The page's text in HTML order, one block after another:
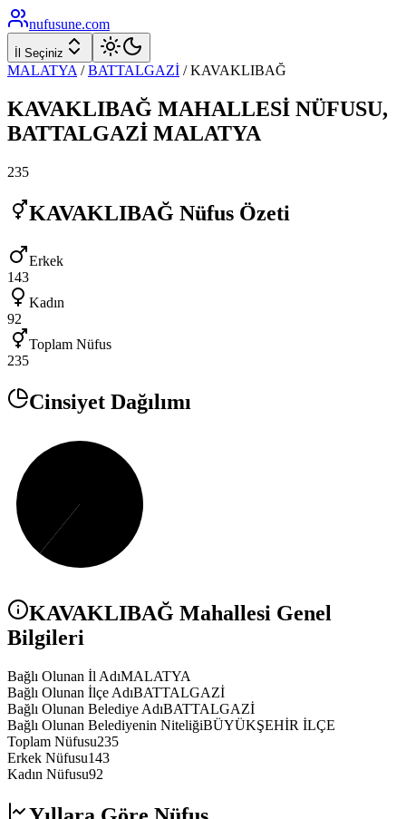
nufusune.com
İl Seçiniz
MALATYA / BATTALGAZİ /KAVAKLIBAĞ
KAVAKLIBAĞ MAHALLESİ NÜFUSU,
BATTALGAZİ MALATYA
235
KAVAKLIBAĞ Nüfus Özeti
Erkek
143
Kadın
92
Toplam Nüfus
235
Cinsiyet Dağılımı
KAVAKLIBAĞ Mahallesi Genel
Bilgileri
Bağlı Olunan İl AdıMALATYA
Bağlı Olunan İlçe AdıBATTALGAZİ
Bağlı Olunan Belediye AdıBATTALGAZİ
Bağlı Olunan Belediyenin NiteliğiBÜYÜKŞEHİR İLÇE
Toplam Nüfusu235
Erkek Nüfusu143
Kadın Nüfusu92